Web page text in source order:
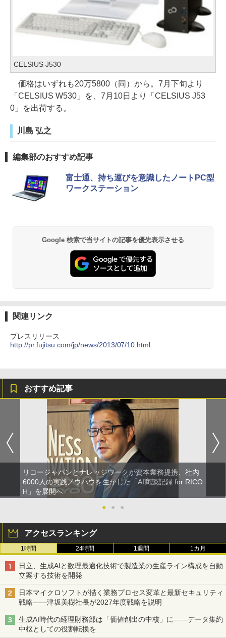
CELSIUS J530
価格はいずれも20万5800（同）から。7月下旬より
「CELSIUS W530」を、7月10日より「CELSIUS J53
0」を出荷する。
川島 弘之
編集部のおすすめ記事
富士通、持ち運びを意識したノートPC型
ワークステーション
Google 検索で当サイトの記事を優先表示させる
関連リンク
プレスリリース
http://pr.fujitsu.com/jp/news/2013/07/10.html
おすすめ記事
リコージャパンとナレッジワークが資本業務提携、社内
6000人の実践ノウハウを生かした「AI商談記録 for RICO
H」を展開へ
●
● ●
アクセスランキング
1時間 24時間 1週間 1カ月
日立、生成AIと数理最適化技術で製造業の生産ライン構成を自動
立案する技術を開発
日本マイクロソフトが描く業務プロセス変革と最新セキュリティ
戦略――津坂美樹社長が2027年度戦略を説明
生成AI時代の経理財務部は「価値創出の中核」に――データ集約
中枢としての役割転換を